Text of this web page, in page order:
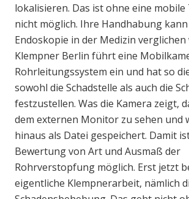
lokalisieren. Das ist ohne eine mobile
nicht möglich. Ihre Handhabung
Endoskopie in der Medizin verglichen
Klempner Berlin führt eine
Rohrleitungssystem ein und hat so
sowohl die Schadstelle als auch die
festzustellen. Was die Kamera zeigt,
dem externen Monitor zu sehen und
hinaus als Datei gespeichert. Damit
Bewertung von Art und Ausmaß der
Rohrverstopfung möglich. Erst jetzt
eigentliche Klempnerarbeit, nämlich